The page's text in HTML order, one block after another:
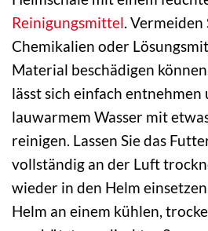
Reinigungsmittel. Vermeiden
Chemikalien oder
Material beschädigen
lässt sich einfach entnehmen
lauwarmem Wasser mit
reinigen. Lassen Sie das
vollständig an der Luft
wieder in den Helm
Helm an einem kühlen,